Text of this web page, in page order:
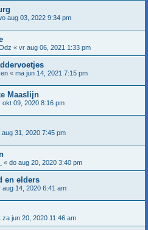
aug 03, 2022 9:34 pm
« vr aug 06, 2021 1:33 pm
« ma jun 14, 2021 7:15 pm
Maaslijn
okt 09, 2020 8:16 pm
aug 31, 2020 7:45 pm
« do aug 20, 2020 3:40 pm
en elders
aug 14, 2020 6:41 am
za jun 20, 2020 11:46 am